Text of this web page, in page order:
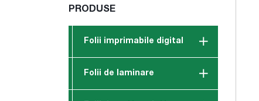
PRODUSE
Folii imprimabile digital
Folii de laminare